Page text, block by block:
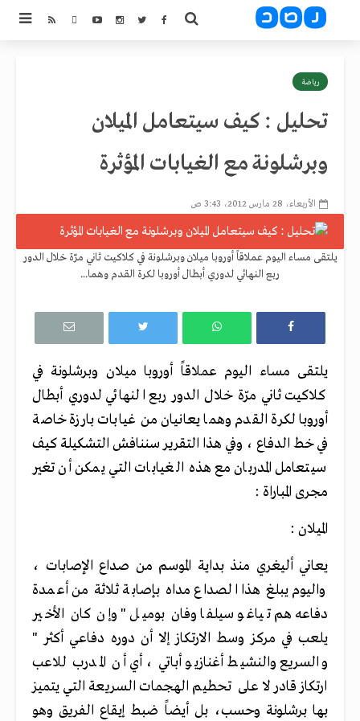
رياضة
تحليل : كيف سيتعامل الميلان
وبرشلونة مع الغيابات المؤثرة
الأربعاء، 28 مارس 2012، 3:43 ص
يلتقى مساء اليوم عملاقاً أوروبا ميلان وبرشلونة في كلاكيت ثاني مرّة خلال الدور
ربع النهائي لدوري أبطال أوروبا لكرة القدم وهما...
يلتقى مساء اليوم عملاقاً أوروبا ميلان وبرشلونة في
كلاكيت ثاني مرّة خلال الدور ربع النهائي لدوري أبطال
أوروبا لكرة القدم وهما يعانيان من غيابات بارزة خاصة
في خط الدفاع ، وفي هذا التقرير سننافش التشكيلة كيف
سيتعامل المدربان مع هذه الغيابات التي يمكن أن تغير
مجرى المباراة ‬:
الميلان :
يعاني أليغري منذ بداية الموسم من صداع الإصابات ،
واليوم يبلغ هذا الصداع مداه بإصابة ثلاثة من أعمدة
دفاعه هم تياغو سيلفا وفان بوميل " وإن كان الأخير
يلعب في مركز وسط الارتكاز إلا أن دوره دفاعي أكثر "
والسريع والنشيط أغنازيو أباتي ، أي أن المدرب للاعب
ارتكاز قادر لا على تحطيم الهجمات السريعة التي يتميز
بها برشلونة وحسب، بل أيضاً ضبط إيقاع الفريق وهو